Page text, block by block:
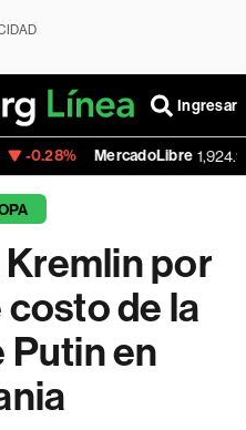
Ingresar
MercadoLibre 1,924.95 +1.85%
por
de la
Putin en